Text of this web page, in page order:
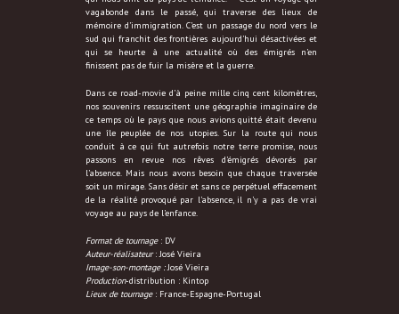
vagabonde dans le passé, qui traverse des lieux de
mémoire d’immigration. C’est un passage du nord vers le
sud qui franchit des frontières aujourd’hui désactivées et
qui se heurte à une actualité où des émigrés n’en
finissent pas de fuir la misère et la guerre.
Dans ce road-movie d’à peine mille cinq cent kilomètres,
nos souvenirs ressuscitent une géographie imaginaire de
ce temps où le pays que nous avions quitté était devenu
une île peuplée de nos utopies. Sur la route qui nous
conduit à ce qui fut autrefois notre terre promise, nous
passons en revue nos rêves d’émigrés dévorés par
l’absence. Mais nous avons besoin que chaque traversée
soit un mirage. Sans désir et sans ce perpétuel effacement
de la réalité provoqué par l’absence, il n’y a pas de vrai
voyage au pays de l’enfance.
Format de tournage: DV
Auteur-réalisateur: José Vieira
Image-son-montage : José Vieira
Production-distribution : Kintop
Lieux de tournage: France-Espagne-Portugal